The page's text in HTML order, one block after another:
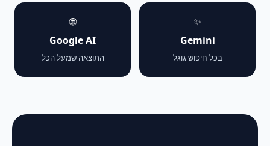
✨
Gemini
בכל חיפוש גוגל
🌐
Google AI
התוצאה שמעל הכל